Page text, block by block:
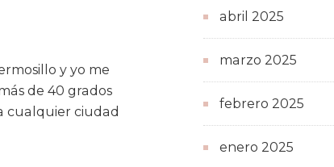
y yo me
de 40 grados
cualquier ciudad
abril 2025
marzo 2025
febrero 2025
enero 2025